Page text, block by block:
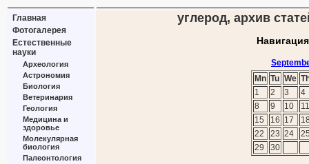
Главная
Фотогалерея
Естественные
науки
Археология
Астрономия
Биология
Ветеринария
Геология
Медицина и
здоровье
Молекулярная
биология
Палеонтология
углерод, архив
Mn Tu We
1
2 3
4
8
9 10
11
15
16 17
22
23 24
29
30